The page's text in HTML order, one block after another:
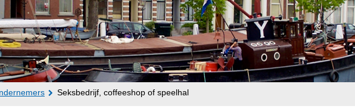
Seksbedrijf, coffeeshop of speelhal